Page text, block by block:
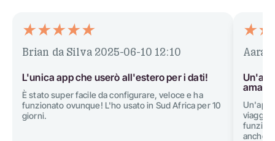
Brian da Silva 2025-06-10 12:10
L'unica app che userò all'estero per i dati!
È stato super facile da configurare, veloce e ha
funzionato ovunque! L'ho usato in Sud Africa per 10
giorni.
Aarav
Un'app
anche